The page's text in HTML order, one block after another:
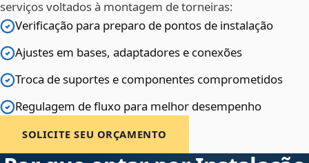
serviços voltados à montagem de torneiras:
Verificação para preparo de pontos de instalação
Ajustes em bases, adaptadores e conexões
Troca de suportes e componentes comprometidos
Regulagem de fluxo para melhor desempenho
SOLICITE SEU ORÇAMENTO